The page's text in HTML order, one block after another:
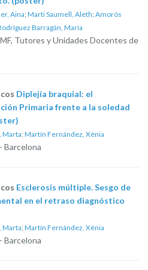
Aina; Marti Saumell, Aleth; Amorós
Barragán, María
Tutores y Unidades Docentes de
Diplejía braquial: el
Primaria frente a la soledad
Marta; Martín Fernández, Xènia
Barcelona
Esclerosis múltiple. Sesgo de
en el retraso diagnóstico
Marta; Martín Fernández, Xènia
Barcelona